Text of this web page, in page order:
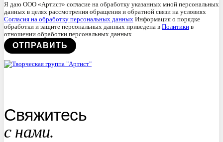
Я даю ООО «Артист» согласие на обработку указанных мной персональных
данных в целях рассмотрения обращения и обратной связи на условиях
Согласия на обработку персональных данных Информация о порядке
обработки и защите персональных данных приведена в Политики в
отношении обработки персональных данных.
Свяжитесь
с нами.